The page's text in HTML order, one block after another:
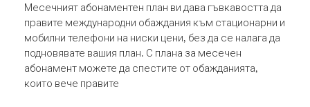
Месечният абонаментен план ви дава гъвкавостта да
правите международни обаждания към стационарни и
мобилни телефони на ниски цени, без да се налага да
подновявате вашия план. С плана за месечен
абонамент можете да спестите от обажданията,
които вече правите